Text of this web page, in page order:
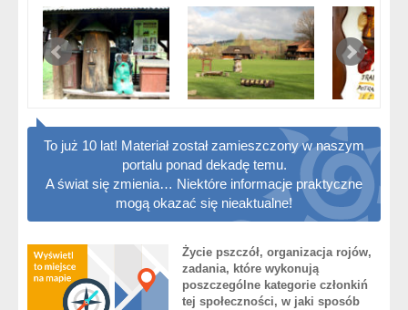
To już 10 lat! Materiał został zamieszczony w naszym
portalu ponad dekadę temu.
A świat się zmienia… Niektóre informacje praktyczne
mogą okazać się nieaktualne!
Życie pszczół, organizacja rojów,
zadania, które wykonują
poszczególne kategorie członkiń
tej społeczności, w jaki sposób